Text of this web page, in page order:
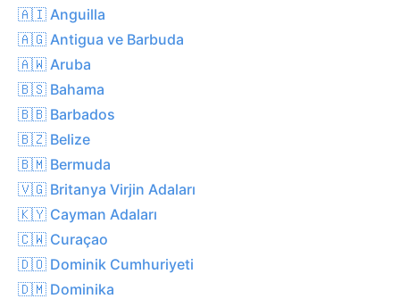
🇦🇮 Anguilla
🇦🇬 Antigua ve Barbuda
🇦🇼 Aruba
🇧🇸 Bahama
🇧🇧 Barbados
🇧🇿 Belize
🇧🇲 Bermuda
🇻🇬 Britanya Virjin Adaları
🇰🇾 Cayman Adaları
🇨🇼 Curaçao
🇩🇴 Dominik Cumhuriyeti
🇩🇲 Dominika